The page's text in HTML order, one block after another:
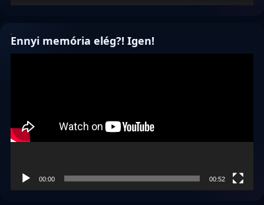
Ennyi memória elég?! Igen!
00:00 00:52